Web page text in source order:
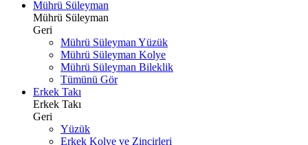
Mührü Süleyman
Mührü Süleyman
Geri
Mührü Süleyman Yüzük
Mührü Süleyman Kolye
Mührü Süleyman Bileklik
Tümünü Gör
Erkek Takı
Erkek Takı
Geri
Yüzük
Erkek Kolye ve Zincirleri